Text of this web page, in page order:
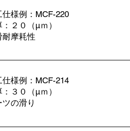
仕様例：MCF-220
：２０
（μｍ）
耐摩耗性
仕様例：MCF-214
：３０
（μｍ）
の滑り